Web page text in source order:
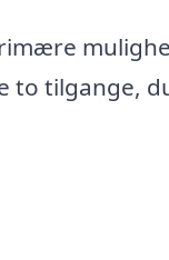
to tilgange,